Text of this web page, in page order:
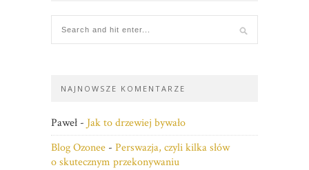
NAJNOWSZE KOMENTARZE
Paweł - Jak to drzewiej bywało
Blog Ozonee - Perswazja, czyli kilka słów
o skutecznym przekonywaniu